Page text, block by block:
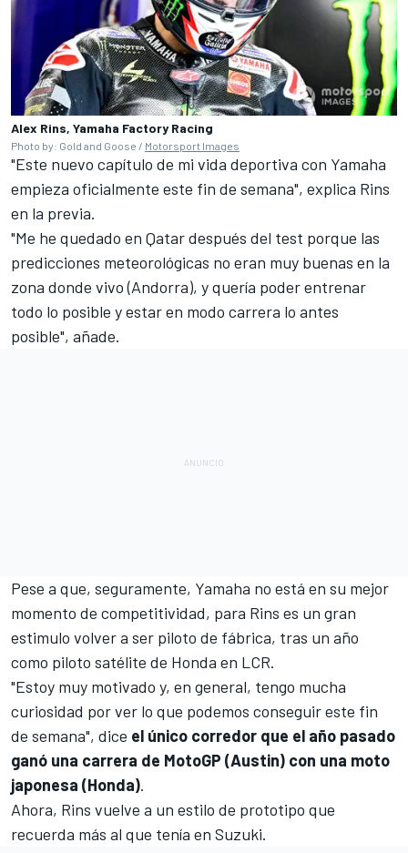
Alex Rins, Yamaha Factory Racing
Photo by: Gold and Goose / Motorsport Images
"Este nuevo capítulo de mi vida deportiva con Yamaha
empieza oficialmente este fin de semana", explica Rins
en la previa.
"Me he quedado en Qatar después del test porque las
predicciones meteorológicas no eran muy buenas en la
zona donde vivo (Andorra), y quería poder entrenar
todo lo posible y estar en modo carrera lo antes
posible", añade.
Pese a que, seguramente, Yamaha no está en su mejor
momento de competitividad, para Rins es un gran
estimulo volver a ser piloto de fábrica, tras un año
como piloto satélite de Honda en LCR.
"Estoy muy motivado y, en general, tengo mucha
curiosidad por ver lo que podemos conseguir este fin
de semana", dice el único corredor que el año pasado
ganó una carrera de MotoGP (Austin) con una moto
japonesa (Honda).
Ahora, Rins vuelve a un estilo de prototipo que
recuerda más al que tenía en Suzuki.